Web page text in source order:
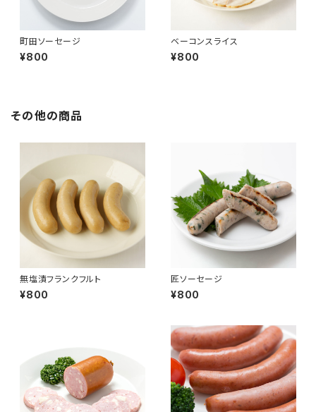
町田ソーセージ
¥800
ベーコンスライス
¥800
その他の商品
無塩漬フランクフルト
¥800
匠ソーセージ
¥800